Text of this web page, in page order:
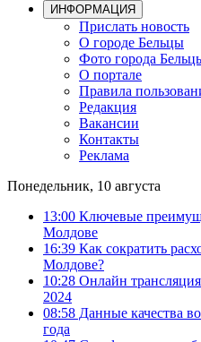
ИНФОРМАЦИЯ
Прислать новость
О городе Бельцы
Фото города
О портале
Правила
Редакция
Вакансии
Контакты
Реклама
Понедельник, 10 августа
13:00 Ключевые
Молдове
16:39 Как сократить
Молдове?
10:28 Онлайн
2024
08:58 Данные качества
года